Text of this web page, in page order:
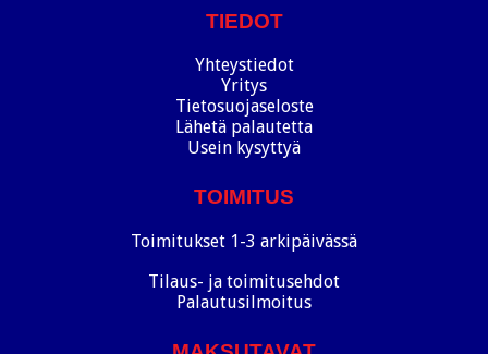
TIEDOT
Yhteystiedot
Yritys
Tietosuojaseloste
Lähetä palautetta
Usein kysyttyä
TOIMITUS
Toimitukset 1-3 arkipäivässä
Tilaus- ja toimitusehdot
Palautusilmoitus